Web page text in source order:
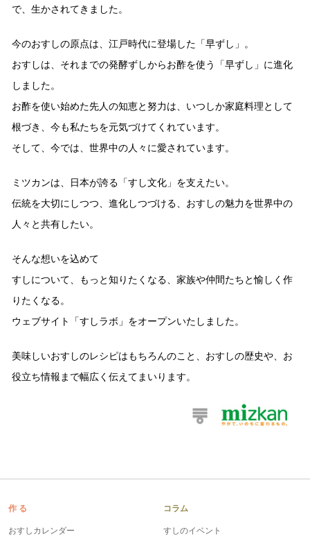
クイック調味料
おすしの素
炊き込みご飯の素
納豆
くらしプラ酢
カンタン酢
お酢ドリンク
味ぽん
ぽん酢
鍋なび
納豆のサイト
三ツ判山吹
千夜
スペシャルサイト
すしラボ
国内事業概要
ミツカングループについて
ミツカンの歴史
ミツカンを知る
水の文化センター（アーカイブ）
ZENB initiative
MIM（ミツカンミュージアム）
採用情報
ニュースリリース
お客様相談センター
販売終了製品のご案内
よくあるご質問
お問い合わせ
地図から取り扱い店舗を探す
で、生かされてきました。
今のおすしの原点は、江戸時代に登場した「早ずし」。
おすしは、それまでの発酵ずしからお酢を使う「早ずし」に進化
しました。
お酢を使い始めた先人の知恵と努力は、いつしか家庭料理として
根づき、今も私たちを元気づけてくれています。
そして、今では、世界中の人々に愛されています。
ミツカンは、日本が誇る「すし文化」を支えたい。
伝統を大切にしつつ、進化しつづける、おすしの魅力を世界中の
人々と共有したい。
そんな想いを込めて
すしについて、もっと知りたくなる、家族や仲間たちと愉しく作
りたくなる。
ウェブサイト「すしラボ」をオープンいたしました。
美味しいおすしのレシピはもちろんのこと、おすしの歴史や、お
役立ち情報まで幅広く伝えてまいります。
作 る
おすしカレンダー
コラム
すしのイベント